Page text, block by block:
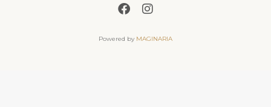
Powered by MAGINARIA